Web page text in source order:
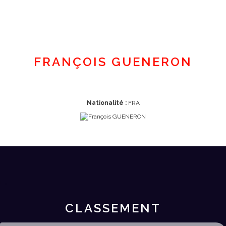
FRANÇOIS GUENERON
Nationalité :FRA
CLASSEMENT